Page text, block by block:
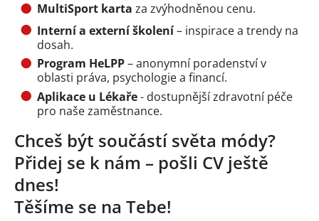
MultiSport karta za zvýhodněnou cenu.
Interní a externí školení– inspirace a trendy na
dosah.
Program HeLPP– anonymní poradenství v
oblasti práva, psychologie a financí.
Aplikace u Lékaře- dostupnější zdravotní péče
pro naše zaměstnance.
Chceš být součástí světa módy?
Přidej se k nám – pošli CV ještě
dnes!
Těšíme se na Tebe!